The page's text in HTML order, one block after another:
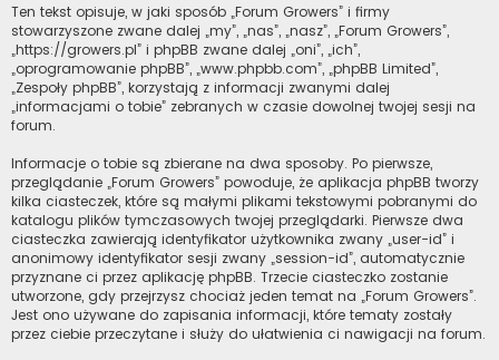
Ten tekst opisuje, w jaki sposób „Forum Growers” i firmy
stowarzyszone zwane dalej „my”, „nas”, „nasz”, „Forum Growers”,
„https://growers.pl” i phpBB zwane dalej „oni”, „ich”,
„oprogramowanie phpBB”, „www.phpbb.com”, „phpBB Limited”,
„Zespoły phpBB”, korzystają z informacji zwanymi dalej
„informacjami o tobie” zebranych w czasie dowolnej twojej sesji na
forum.
Informacje o tobie są zbierane na dwa sposoby. Po pierwsze,
przeglądanie „Forum Growers” powoduje, że aplikacja phpBB tworzy
kilka ciasteczek, które są małymi plikami tekstowymi pobranymi do
katalogu plików tymczasowych twojej przeglądarki. Pierwsze dwa
ciasteczka zawierają identyfikator użytkownika zwany „user-id” i
anonimowy identyfikator sesji zwany „session-id”, automatycznie
przyznane ci przez aplikację phpBB. Trzecie ciasteczko zostanie
utworzone, gdy przejrzysz chociaż jeden temat na „Forum Growers”.
Jest ono używane do zapisania informacji, które tematy zostały
przez ciebie przeczytane i służy do ułatwienia ci nawigacji na forum.